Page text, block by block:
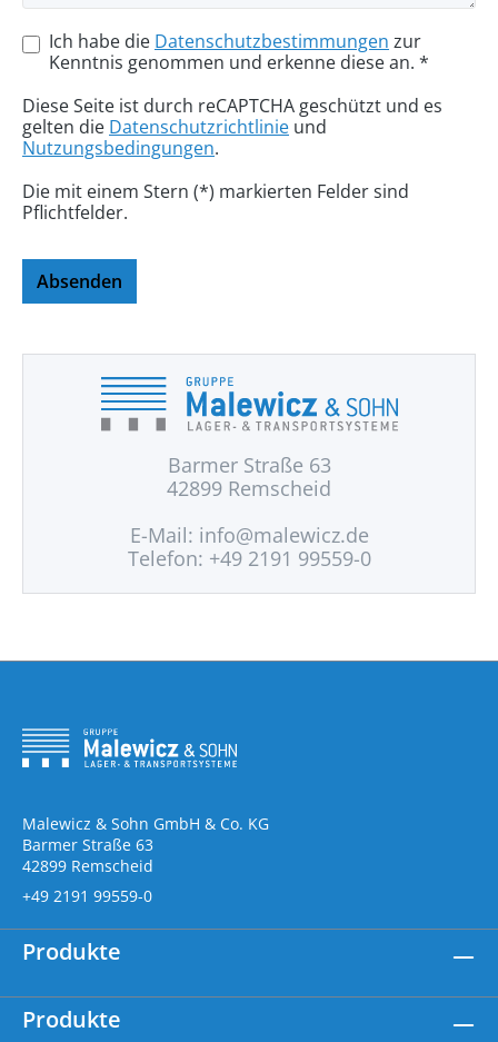
Ich habe die Datenschutzbestimmungen zur
Kenntnis genommen und erkenne diese an. *
Diese Seite ist durch reCAPTCHA geschützt und es
gelten die Datenschutzrichtlinie und
Nutzungsbedingungen.
Die mit einem Stern (*) markierten Felder sind
Pflichtfelder.
Absenden
Barmer Straße 63
42899 Remscheid
E-Mail: info@malewicz.de
Telefon: +49 2191 99559-0
Malewicz & Sohn GmbH & Co. KG
Barmer Straße 63
42899 Remscheid
+49 2191 99559-0
Produkte
Produkte